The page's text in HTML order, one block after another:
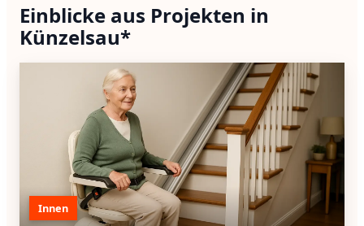
Einblicke aus Projekten in
Künzelsau*
Innen